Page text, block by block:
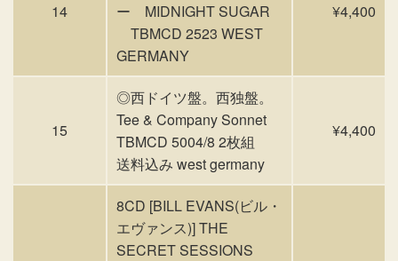
14
ー MIDNIGHT SUGAR
TBMCD 2523 WEST
GERMANY
¥4,400
15
◎西ドイツ盤。西独盤。
Tee & Company Sonnet
TBMCD 5004/8 2枚組
送料込み west germany
¥4,400
8CD [BILL EVANS(ビル・
エヴァンス)] THE
SECRET SESSIONS